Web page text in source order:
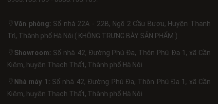
Văn phòng: Số nhà 22A - 22B, Ngõ 2 Cầu Bươu, Huyện Thanh
Trì, Thành phố Hà Nội ( KHÔNG TRƯNG BÀY SẢN PHẨM )
Showroom: Số nhà 42, Đường Phú Đa, Thôn Phú Đa 1, xã Cần
Kiệm, huyện Thạch Thất, Thành phố Hà Nội
Nhà máy 1: Số nhà 42, Đường Phú Đa, Thôn Phú Đa 1, xã Cần
Kiệm, huyện Thạch Thất, Thành phố Hà Nội